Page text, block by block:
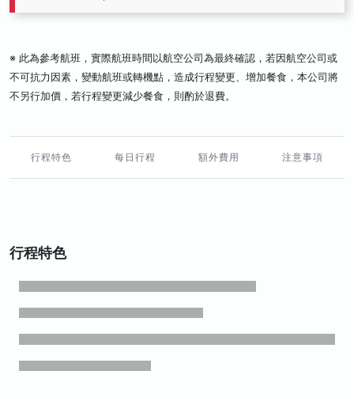
※ 此為參考航班，實際航班時間以航空公司為最終確認，若因航空公司或
不可抗力因素，變動航班或轉機點，造成行程變更、增加餐食，本公司將
不另行加價，若行程變更減少餐食，則酌於退費。
行程特色 每日行程 額外費用 注意事項
行程特色